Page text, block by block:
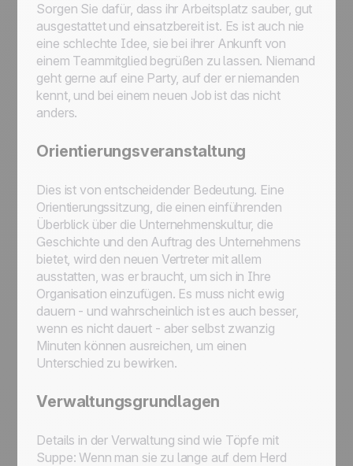
Sorgen Sie dafür, dass ihr Arbeitsplatz sauber, gut
ausgestattet und einsatzbereit ist. Es ist auch nie
eine schlechte Idee, sie bei ihrer Ankunft von
einem Teammitglied begrüßen zu lassen. Niemand
geht gerne auf eine Party, auf der er niemanden
kennt, und bei einem neuen Job ist das nicht
anders.
Orientierungsveranstaltung
Dies ist von entscheidender Bedeutung. Eine
Orientierungssitzung, die einen einführenden
Überblick über die Unternehmenskultur, die
Geschichte und den Auftrag des Unternehmens
bietet, wird den neuen Vertreter mit allem
ausstatten, was er braucht, um sich in Ihre
Organisation einzufügen. Es muss nicht ewig
dauern - und wahrscheinlich ist es auch besser,
wenn es nicht dauert - aber selbst zwanzig
Minuten können ausreichen, um einen
Unterschied zu bewirken.
Verwaltungsgrundlagen
Details in der Verwaltung sind wie Töpfe mit
Suppe: Wenn man sie zu lange auf dem Herd